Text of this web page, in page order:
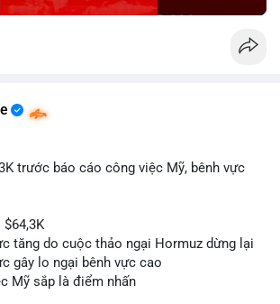
trước báo cáo công việc Mỹ, bênh vực
tăng do cuộc thảo ngại Hormuz dừng lại
gây lo ngại bênh vực cao
Mỹ sắp là điểm nhấn